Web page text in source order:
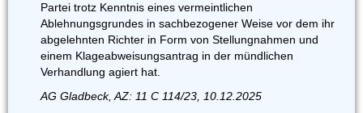
Partei trotz Kenntnis eines vermeintlichen
Ablehnungsgrundes in sachbezogener Weise vor dem ihr
abgelehnten Richter in Form von Stellungnahmen und
einem Klageabweisungsantrag in der mündlichen
Verhandlung agiert hat.
AG Gladbeck, AZ: 11 C 114/23, 10.12.2025